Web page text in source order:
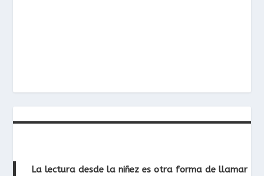
La lectura desde la niñez es otra forma de llamar